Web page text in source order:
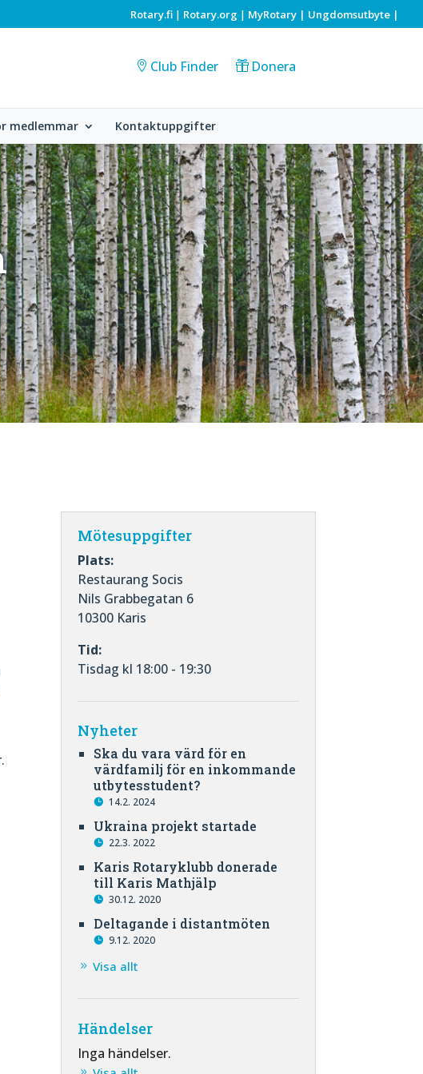
Rotary.fi | Rotary.org | MyRotary | Ungdomsutbyte |
Club Finder Donera
medlemmar Kontaktuppgifter
Mötesuppgifter
Plats:
Restaurang Socis
Nils Grabbegatan 6
10300 Karis
Tid:
Tisdag kl 18:00 - 19:30
Nyheter
Ska du vara värd för en
värdfamilj för en inkommande
utbytesstudent?
14.2. 2024
Ukraina projekt startade
22.3. 2022
Karis Rotaryklubb donerade
till Karis Mathjälp
30.12. 2020
Deltagande i distantmöten
9.12. 2020
Visa allt
Händelser
Inga händelser.